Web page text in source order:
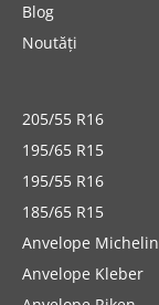
Blog
Noutăți
205/55 R16
195/65 R15
195/55 R16
185/65 R15
Anvelope Michelin
Anvelope Kleber